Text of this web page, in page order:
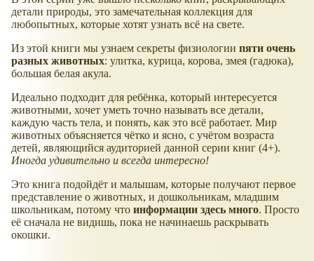
детали природы, это замечательная коллекция для
любопытных, которые хотят узнать всё на свете.
Из этой книги мы узнаем секреты физиологии пяти очень
разных животных: улитка, курица, корова, змея (гадюка),
большая белая акула.
Идеально подходит для ребёнка, который интересуется
животными, хочет уметь точно называть все детали,
каждую часть тела, и понять, как это всё работает. Мир
животных объясняется чётко и ясно, с учётом возраста
детей, являющийся аудиторией данной серии книг (4+).
Иногда удивительно и всегда интересно!
Это книга подойдёт и малышам, которые получают первое
представление о животных, и дошкольникам, младшим
школьникам, потому что информации здесь много. Просто
её сначала не видишь, пока не начинаешь раскрывать
окошки.